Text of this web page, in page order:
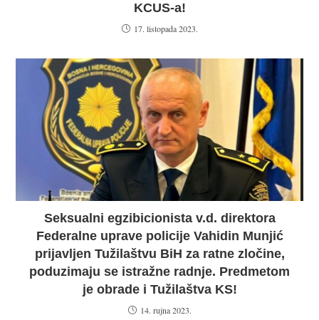
KCUS-a!
17. listopada 2023.
Seksualni egzibicionista v.d. direktora
Federalne uprave policije Vahidin Munjić
prijavljen Tužilaštvu BiH za ratne zločine,
poduzimaju se istražne radnje. Predmetom
je obrade i Tužilaštva KS!
14. rujna 2023.